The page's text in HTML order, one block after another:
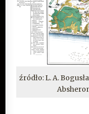
źródło: L. A.